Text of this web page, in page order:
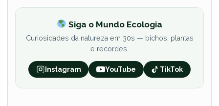
Siga o Mundo Ecologia
Curiosidades da natureza em 30s — bichos, plantas
e recordes.
Instagram YouTube TikTok